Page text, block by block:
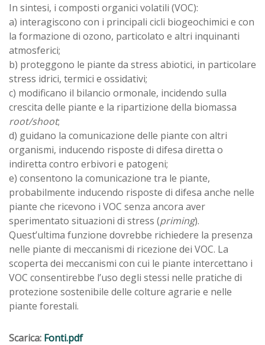
In sintesi, i composti organici volatili (VOC):
a) interagiscono con i principali cicli biogeochimici e con
la formazione di ozono, particolato e altri inquinanti
atmosferici;
b) proteggono le piante da stress abiotici, in particolare
stress idrici, termici e ossidativi;
c) modificano il bilancio ormonale, incidendo sulla
crescita delle piante e la ripartizione della biomassa
root/shoot;
d) guidano la comunicazione delle piante con altri
organismi, inducendo risposte di difesa diretta o
indiretta contro erbivori e patogeni;
e) consentono la comunicazione tra le piante,
probabilmente inducendo risposte di difesa anche nelle
piante che ricevono i VOC senza ancora aver
sperimentato situazioni di stress (priming).
Quest’ultima funzione dovrebbe richiedere la presenza
nelle piante di meccanismi di ricezione dei VOC. La
scoperta dei meccanismi con cui le piante intercettano i
VOC consentirebbe l’uso degli stessi nelle pratiche di
protezione sostenibile delle colture agrarie e nelle
piante forestali.
Scarica: Fonti.pdf